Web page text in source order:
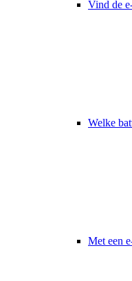
Vind de
Welke
Met een